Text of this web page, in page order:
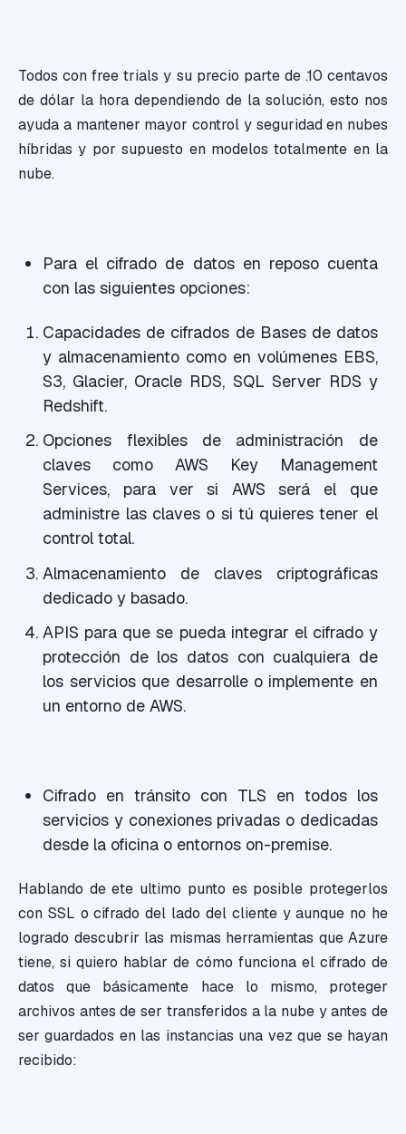
Todos con free trials y su precio parte de .10 centavos
de dólar la hora dependiendo de la solución, esto nos
ayuda a mantener mayor control y seguridad en nubes
híbridas y por supuesto en modelos totalmente en la
nube.
Para el cifrado de datos en reposo cuenta
con las siguientes opciones:
Capacidades de cifrados de Bases de datos
y almacenamiento como en volúmenes EBS,
S3, Glacier, Oracle RDS, SQL Server RDS y
Redshift.
Opciones flexibles de administración de
claves como AWS Key Management
Services, para ver si AWS será el que
administre las claves o si tú quieres tener el
control total.
Almacenamiento de claves criptográficas
dedicado y basado.
APIS para que se pueda integrar el cifrado y
protección de los datos con cualquiera de
los servicios que desarrolle o implemente en
un entorno de AWS.
Cifrado en tránsito con TLS en todos los
servicios y conexiones privadas o dedicadas
desde la oficina o entornos on-premise.
Hablando de ete ultimo punto es posible protegerlos
con SSL o cifrado del lado del cliente y aunque no he
logrado descubrir las mismas herramientas que Azure
tiene, si quiero hablar de cómo funciona el cifrado de
datos que básicamente hace lo mismo, proteger
archivos antes de ser transferidos a la nube y antes de
ser guardados en las instancias una vez que se hayan
recibido: